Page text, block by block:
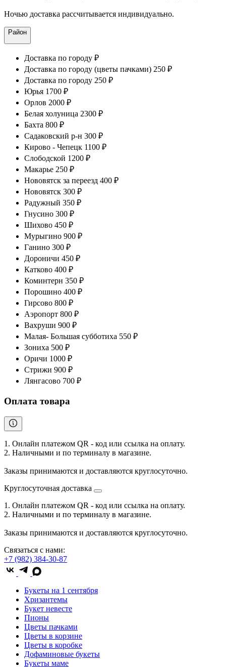
Ночью доставка рассчитывается индивидуально.
Район
Доставка по городу ₽
Доставка по городу (цветы пачками) 250 ₽
Доставка по городу 250 ₽
Юрья 1700 ₽
Орлов 2000 ₽
Белая холуница 2300 ₽
Бахта 800 ₽
Садаковский р-н 300 ₽
Кирово - Чепецк 1100 ₽
Слободской 1200 ₽
Макарье 250 ₽
Нововятск за переезд 400 ₽
Нововятск 300 ₽
Радужный 350 ₽
Гнусино 300 ₽
Шихово 450 ₽
Мурыгино 900 ₽
Ганино 300 ₽
Дороничи 450 ₽
Катково 400 ₽
Коминтерн 350 ₽
Порошино 400 ₽
Гирсово 800 ₽
Аэропорт 800 ₽
Вахруши 900 ₽
Малая- Большая субботиха 550 ₽
Зониха 500 ₽
Оричи 1000 ₽
Стрижи 900 ₽
Лянгасово 700 ₽
Оплата товара
1. Онлайн платежом QR - код или ссылка на оплату.
2. Наличными и по терминалу в магазине.
Заказы принимаются и доставляются круглосуточно.
Круглосуточная доставка
1. Онлайн платежом QR - код или ссылка на оплату.
2. Наличными и по терминалу в магазине.
Заказы принимаются и доставляются круглосуточно.
Связаться с нами:
+7 (982) 384-30-87
Букеты на 1 сентября
Хризантемы
Букет невесте
Пионы
Цветы пачками
Цветы в корзине
Цветы в коробке
Дофаминовые букеты
Букеты маме